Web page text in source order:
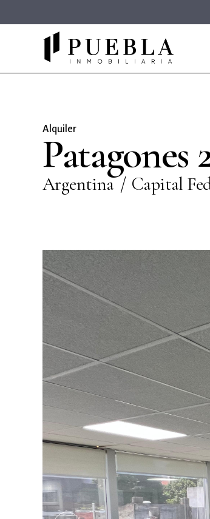
Alquiler
Patagones
Argentina Capital